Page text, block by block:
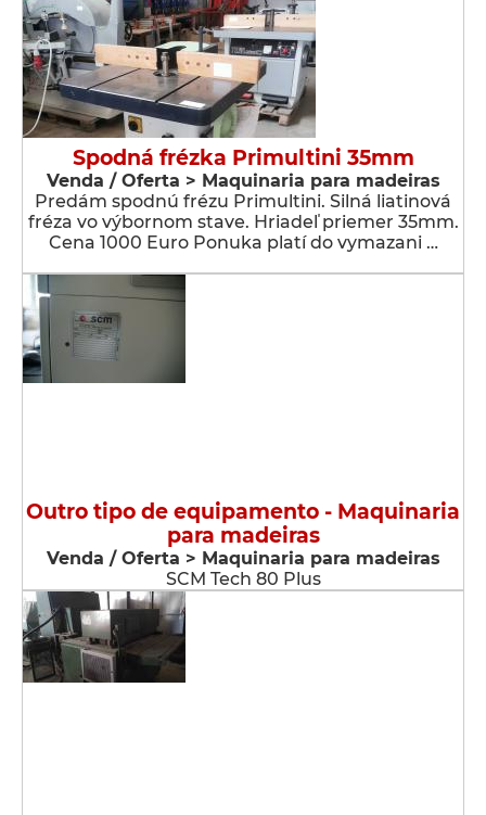
Spodná frézka Primultini 35mm
Venda / Oferta > Maquinaria para madeiras
Predám spodnú frézu Primultini. Silná liatinová
fréza vo výbornom stave. Hriadeľ priemer 35mm.
Cena 1000 Euro Ponuka platí do vymazani …
Outro tipo de equipamento - Maquinaria
para madeiras
Venda / Oferta > Maquinaria para madeiras
SCM Tech 80 Plus